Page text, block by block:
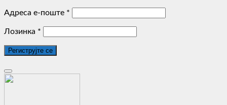
Адреса е-поште *
Лозинка *
Региструјте се